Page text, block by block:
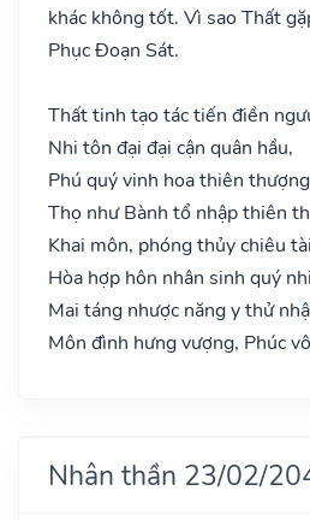
khác không tốt. Vì sao Thất
Phục Đoạn Sát.
Thất tinh tạo tác tiến điền
Nhi tôn đại đại cận quân hầu,
Phú quý vinh hoa thiên
Thọ như Bành tổ nhập thiên
Khai môn, phóng thủy chiêu
Hòa hợp hôn nhân sinh quý
Mai táng nhược năng y thử
Môn đình hưng vượng, Phúc
Nhân thần 23/02/